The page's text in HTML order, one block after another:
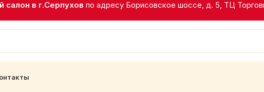
салон в г.Серпухов по адресу Борисовское шоссе, д. 5, ТЦ